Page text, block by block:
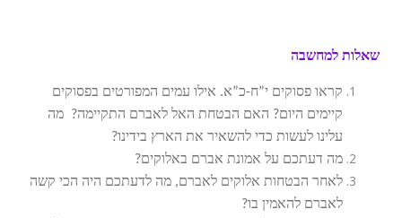
שאלות למחשבה
קראו פסוקים י”ח-כ”א. אילו עמים המפורטים בפסוקים
קיימים היום? האם הבטחת האל לאברם התקיימה? מה
עלינו לעשות כדי להשאיר את הארץ בידינו?
מה דעתכם על אמונת אברם באלוקים?
לאחר הבטחות אלוקים לאברם, מה לדעתכם היה הכי קשה
לאברם להאמין בו?